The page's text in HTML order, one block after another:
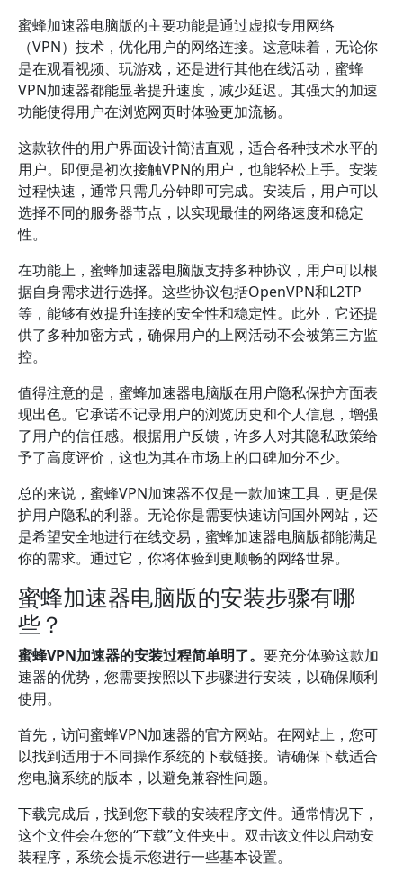
蜜蜂加速器电脑版的主要功能是通过虚拟专用网络
（VPN）技术，优化用户的网络连接。这意味着，无论你
是在观看视频、玩游戏，还是进行其他在线活动，蜜蜂
VPN加速器都能显著提升速度，减少延迟。其强大的加速
功能使得用户在浏览网页时体验更加流畅。
这款软件的用户界面设计简洁直观，适合各种技术水平的
用户。即便是初次接触VPN的用户，也能轻松上手。安装
过程快速，通常只需几分钟即可完成。安装后，用户可以
选择不同的服务器节点，以实现最佳的网络速度和稳定
性。
在功能上，蜜蜂加速器电脑版支持多种协议，用户可以根
据自身需求进行选择。这些协议包括OpenVPN和L2TP
等，能够有效提升连接的安全性和稳定性。此外，它还提
供了多种加密方式，确保用户的上网活动不会被第三方监
控。
值得注意的是，蜜蜂加速器电脑版在用户隐私保护方面表
现出色。它承诺不记录用户的浏览历史和个人信息，增强
了用户的信任感。根据用户反馈，许多人对其隐私政策给
予了高度评价，这也为其在市场上的口碑加分不少。
总的来说，蜜蜂VPN加速器不仅是一款加速工具，更是保
护用户隐私的利器。无论你是需要快速访问国外网站，还
是希望安全地进行在线交易，蜜蜂加速器电脑版都能满足
你的需求。通过它，你将体验到更顺畅的网络世界。
蜜蜂加速器电脑版的安装步骤有哪
些？
蜜蜂VPN加速器的安装过程简单明了。 要充分体验这款加
速器的优势，您需要按照以下步骤进行安装，以确保顺利
使用。
首先，访问蜜蜂VPN加速器的官方网站。在网站上，您可
以找到适用于不同操作系统的下载链接。请确保下载适合
您电脑系统的版本，以避免兼容性问题。
下载完成后，找到您下载的安装程序文件。通常情况下，
这个文件会在您的“下载”文件夹中。双击该文件以启动安
装程序，系统会提示您进行一些基本设置。